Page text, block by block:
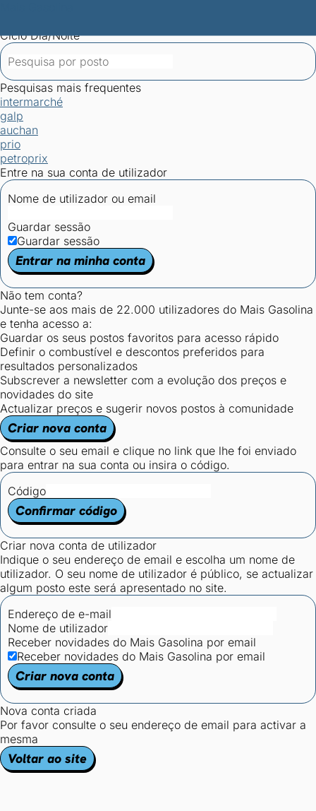
Ciclo Dia/Noite
Pesquisas mais frequentes
intermarché
galp
auchan
prio
petroprix
Entre na sua conta de utilizador
Nome de utilizador ou email
Guardar sessão
Guardar sessão
Entrar na minha conta
Não tem conta?
Junte-se aos mais de 22.000 utilizadores do Mais Gasolina
e tenha acesso a:
Guardar os seus postos favoritos para acesso rápido
Definir o combustível e descontos preferidos para
resultados personalizados
Subscrever a newsletter com a evolução dos preços e
novidades do site
Actualizar preços e sugerir novos postos à comunidade
Criar nova conta
Consulte o seu email e clique no link que lhe foi enviado
para entrar na sua conta ou insira o código.
Código
Confirmar código
Criar nova conta de utilizador
Indique o seu endereço de email e escolha um nome de
utilizador. O seu nome de utilizador é público, se actualizar
algum posto este será apresentado no site.
Endereço de e-mail
Nome de utilizador
Receber novidades do Mais Gasolina por email
Receber novidades do Mais Gasolina por email
Criar nova conta
Nova conta criada
Por favor consulte o seu endereço de email para activar a
mesma
Voltar ao site